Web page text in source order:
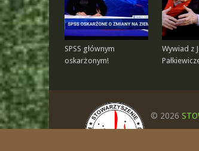
SPSS głównym
oskarżonym!
Wywiad z
© 2026